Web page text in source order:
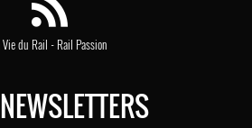
Vie du Rail - Rail Passion